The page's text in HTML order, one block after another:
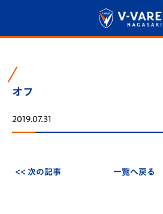
オフ
2019.07.31
<< 次の記事 一覧へ戻る